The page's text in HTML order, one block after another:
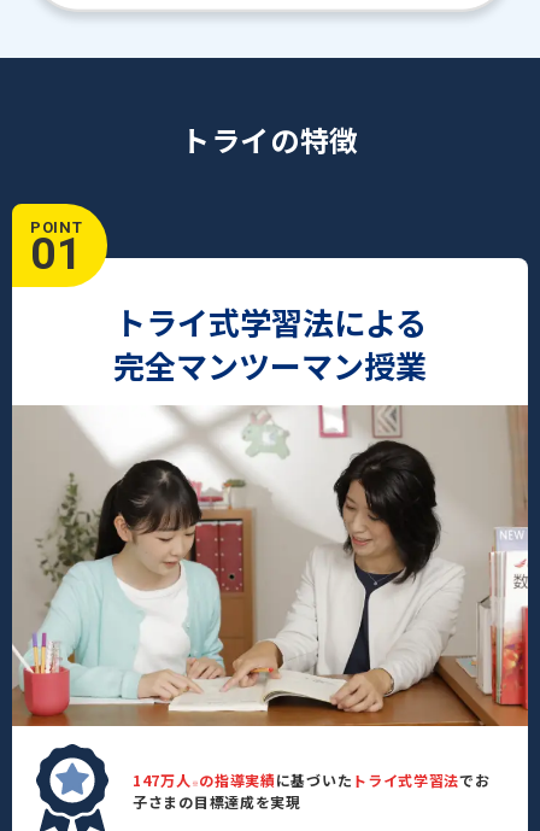
トライの特徴
POINT
01
トライ式学習法による
完全マンツーマン授業
147万人 ※ の指導実績に基づいた トライ式学習法でお
子さまの目標達成を実現